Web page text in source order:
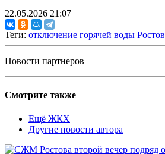
22.05.2026 21:07
Теги: отключение горячей воды Ростов
Новости партнеров
Смотрите также
Ещё ЖКХ
Другие новости автора